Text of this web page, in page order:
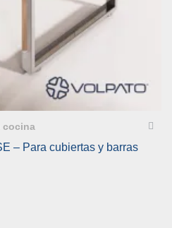
cocina
– Para cubiertas y barras